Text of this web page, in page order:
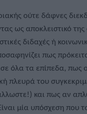
ούτε δάφνες
ως αποκλειστικό
διδαχές ή
πως
όλα τα επίπεδα, πως ο
πλευρά του
και πως αν
μία υπόσχεση που